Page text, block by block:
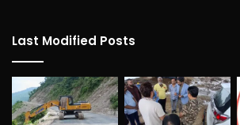
Last Modified Posts